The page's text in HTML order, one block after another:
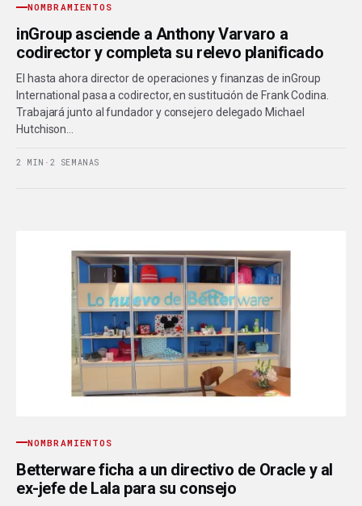
NOMBRAMIENTOS
inGroup asciende a Anthony Varvaro a
codirector y completa su relevo planificado
El hasta ahora director de operaciones y finanzas de inGroup
International pasa a codirector, en sustitución de Frank Codina.
Trabajará junto al fundador y consejero delegado Michael
Hutchison…
2 MIN · 2 SEMANAS
NOMBRAMIENTOS
Betterware ficha a un directivo de Oracle y al
ex-jefe de Lala para su consejo